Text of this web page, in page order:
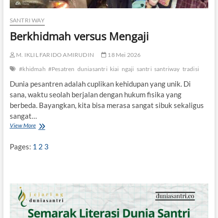
SANTRI WAY
Berkhidmah versus Mengaji
M. IKLIL FARIDO AMIRUDIN
18 Mei 2026
#khidmah #Pesatren duniasantri kiai ngaji santri santriway tradisi
Dunia pesantren adalah cuplikan kehidupan yang unik. Di
sana, waktu seolah berjalan dengan hukum fisika yang
berbeda. Bayangkan, kita bisa merasa sangat sibuk sekaligus
sangat…
View MoreB
k
a
h
v
Pages: 1 2 3